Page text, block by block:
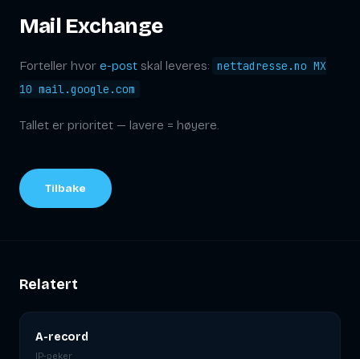
Mail Exchange
Forteller hvor e-post skal leveres: nettadresse.no MX
10 mail.google.com
Tallet er prioritet — lavere = høyere.
Tilbake
Relatert
A-record
IP-peker